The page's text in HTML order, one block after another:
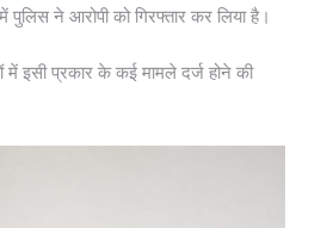
ने आरोपी को गिरफ्तार कर लिया है।
में इसी प्रकार के कई मामले दर्ज होने की